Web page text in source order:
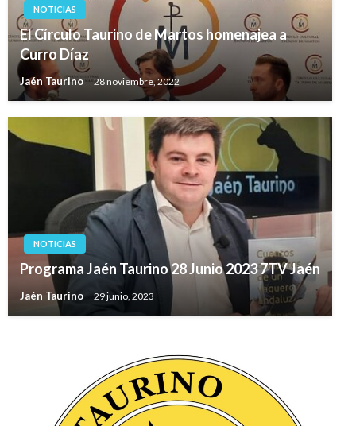
NOTICIAS
El Círculo Taurino de Martos homenajea a
Curro Díaz
Jaén Taurino 28 noviembre, 2022
NOTICIAS
Programa Jaén Taurino 28 Junio 2023 7TV Jaén
Jaén Taurino 29 junio, 2023